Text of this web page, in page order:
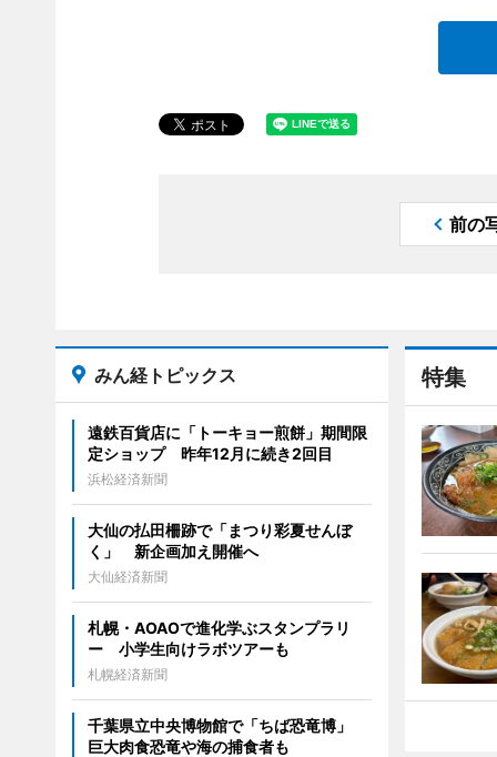
前の
特集
みん経トピックス
遠鉄百貨店に「トーキョー煎餅」期間限
定ショップ 昨年12月に続き2回目
浜松経済新聞
大仙の払田柵跡で「まつり彩夏せんぼ
く」 新企画加え開催へ
大仙経済新聞
札幌・AOAOで進化学ぶスタンプラリ
ー 小学生向けラボツアーも
札幌経済新聞
千葉県立中央博物館で「ちば恐竜博」
巨大肉食恐竜や海の捕食者も